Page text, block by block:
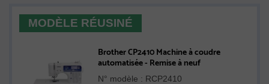
MODÈLE RÉUSINÉ
Brother CP2410 Machine à coudre
automatisée - Remise à neuf
N° modèle : RCP2410